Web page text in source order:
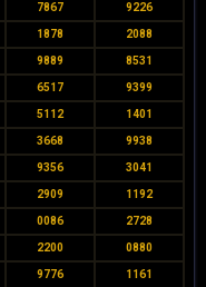
7867 9226
1878 2088
9889 8531
6517 9399
5112 1401
3668 9938
9356 3041
2909 1192
0086 2728
2200 0880
9776 1161